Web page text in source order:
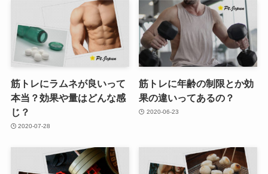
筋トレにラムネが良いって
本当？効果や量はどんな感
じ？
2020-07-28
筋トレに年齢の制限とか効
果の違いってあるの？
2020-06-23